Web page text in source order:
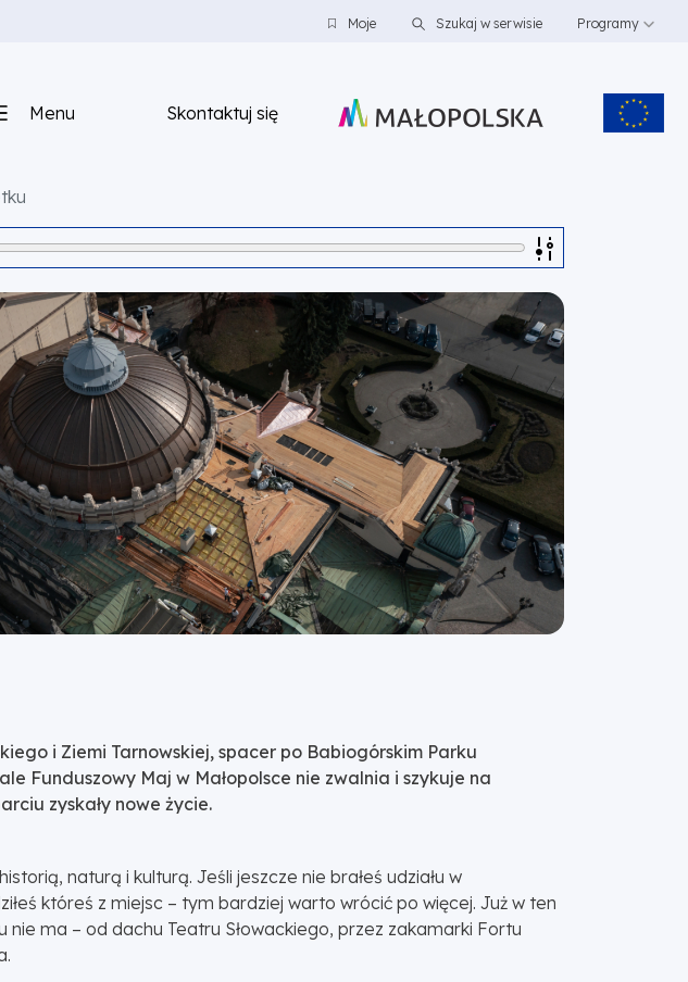
Moje Szukaj w serwisie Programy
Menu Skontaktuj się
i Ziemi Tarnowskiej, spacer po Babiogórskim Parku
Funduszowy Maj w Małopolsce nie zwalnia i szykuje na
zyskały nowe życie.
naturą i kulturą. Jeśli jeszcze nie brałeś udziału w
któreś z miejsc – tym bardziej warto wrócić po więcej. Już w ten
ma – od dachu Teatru Słowackiego, przez zakamarki Fortu